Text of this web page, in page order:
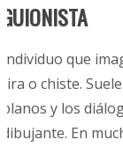
GUIONISTA
Individuo que
tira o chiste.
planos y los
dibujante. En